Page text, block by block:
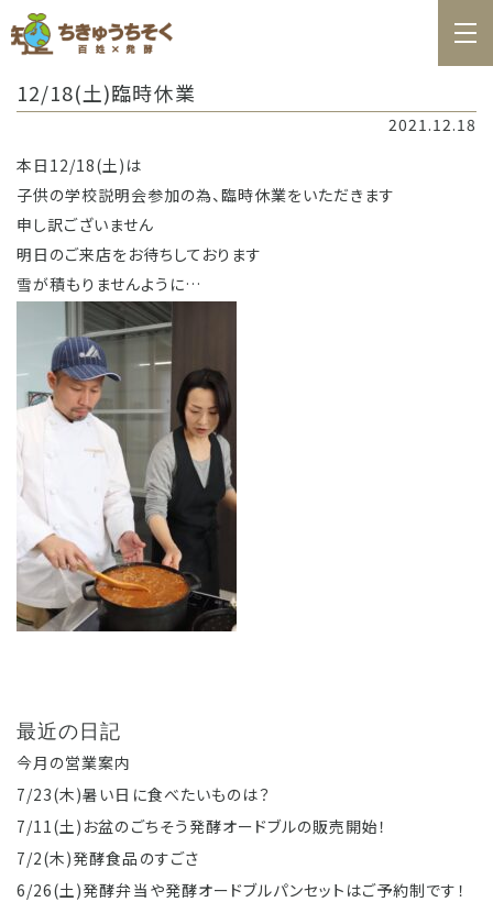
お知らせ
お問合せ
料理教室カレンダー
12/18(土)臨時休業
2021.12.18
本日12/18(土)は
子供の学校説明会参加の為、臨時休業をいただきます
申し訳ございません
明日のご来店をお待ちしております
雪が積もりませんように…
最近の日記
今月の営業案内
7/23(木)暑い日に食べたいものは？
7/11(土)お盆のごちそう発酵オードブルの販売開始！
7/2(木)発酵食品のすごさ
6/26(土)発酵弁当や発酵オードブルパンセットはご予約制です！